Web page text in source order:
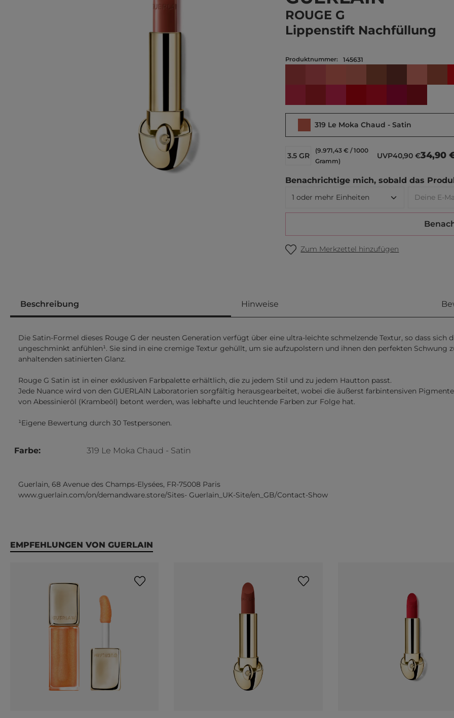
ROUGE G
Lippenstift Nachfüllung
Produktnummer: 145631
131 Le
319 Le Moka Chaud - Satin
3.5 GR
(9.971,43 € / 1000
Gramm)
UVP40,90 €34,90
Benachrichtige mich, sobald das
Zum Merkzettel hinzufügen
Beschreibung Hinweise
Die Satin-Formel dieses Rouge G der neusten Generation verfügt über eine ultra-leichte schmelzende Textur, so dass sich
ungeschminkt anfühlen¹. Sie sind in eine cremige Textur gehüllt, um sie aufzupolstern und ihnen den perfekten Schwung
anhaltenden satinierten Glanz.
Rouge G Satin ist in einer exklusiven Farbpalette erhältlich, die zu jedem Stil und zu jedem Hautton passt.
Jede Nuance wird von den GUERLAIN Laboratorien sorgfältig herausgearbeitet, wobei die äußerst farbintensiven
von Abessinieröl (Krambeöl) betont werden, was lebhafte und leuchtende Farben zur Folge hat.
¹Eigene Bewertung durch 30 Testpersonen.
Farbe: 319 Le Moka Chaud - Satin
Guerlain, 68 Avenue des Champs-Elysées, FR-75008 Paris
www.guerlain.com/on/demandware.store/Sites- Guerlain_UK-Site/en_GB/Contact-Show
Produktgalerie überspringen
EMPFEHLUNGEN VON GUERLAIN